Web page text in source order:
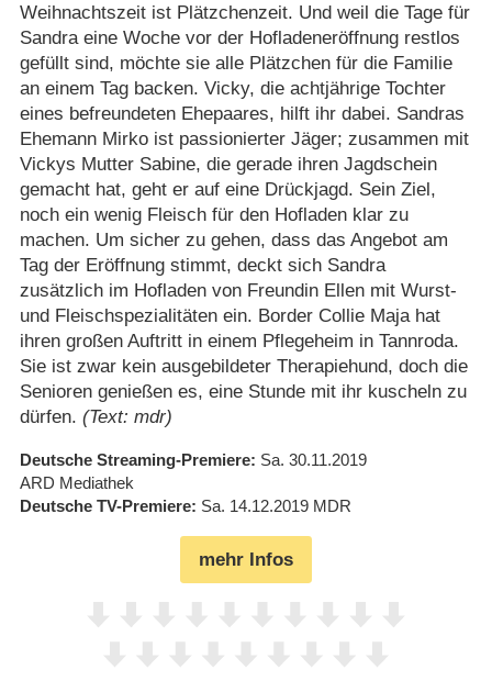
Weihnachtszeit ist Plätzchenzeit. Und weil die Tage für
Sandra eine Woche vor der Hofladeneröffnung restlos
gefüllt sind, möchte sie alle Plätzchen für die Familie
an einem Tag backen. Vicky, die achtjährige Tochter
eines befreundeten Ehepaares, hilft ihr dabei. Sandras
Ehemann Mirko ist passionierter Jäger; zusammen mit
Vickys Mutter Sabine, die gerade ihren Jagdschein
gemacht hat, geht er auf eine Drückjagd. Sein Ziel,
noch ein wenig Fleisch für den Hofladen klar zu
machen. Um sicher zu gehen, dass das Angebot am
Tag der Eröffnung stimmt, deckt sich Sandra
zusätzlich im Hofladen von Freundin Ellen mit Wurst-
und Fleischspezialitäten ein. Border Collie Maja hat
ihren großen Auftritt in einem Pflegeheim in Tannroda.
Sie ist zwar kein ausgebildeter Therapiehund, doch die
Senioren genießen es, eine Stunde mit ihr kuscheln zu
dürfen. (Text: mdr)
Deutsche Streaming-Premiere Sa. 30.11.2019
ARD Mediathek
Deutsche TV-Premiere Sa. 14.12.2019 MDR
mehr Infos